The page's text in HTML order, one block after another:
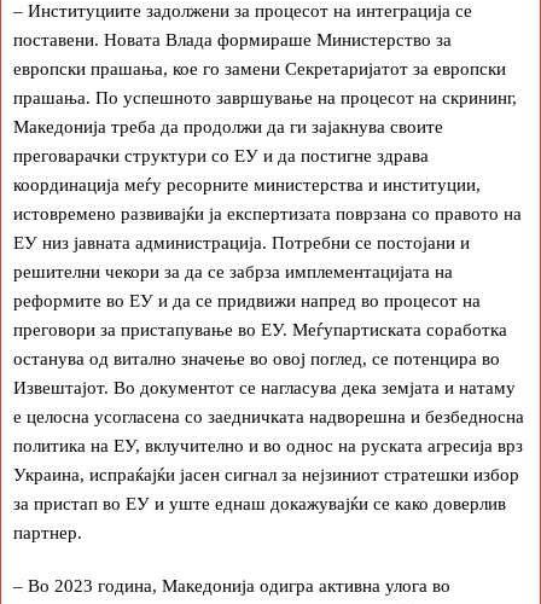
– Институциите задолжени за процесот на интеграција се
поставени. Новата Влада формираше Министерство за
европски прашања, кое го замени Секретаријатот за европски
прашања. По успешното завршување на процесот на скрининг,
Македонија треба да продолжи да ги зајакнува своите
преговарачки структури со ЕУ и да постигне здрава
координација меѓу ресорните министерства и институции,
истовремено развивајќи ја експертизата поврзана со правото на
ЕУ низ јавната администрација. Потребни се постојани и
решителни чекори за да се забрза имплементацијата на
реформите во ЕУ и да се придвижи напред во процесот на
преговори за пристапување во ЕУ. Меѓупартиската соработка
останува од витално значење во овој поглед, се потенцира во
Извештајот. Во документот се нагласува дека земјата и натаму
е целосна усогласена со заедничката надворешна и безбедносна
политика на ЕУ, вклучително и во однос на руската агресија врз
Украина, испраќајќи јасен сигнал за нејзиниот стратешки избор
за пристап во ЕУ и уште еднаш докажувајќи се како доверлив
партнер.
– Во 2023 година, Македонија одигра активна улога во